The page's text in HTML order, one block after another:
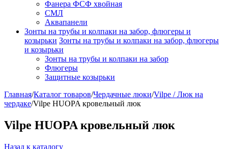
Фанера ФСФ хвойная
СМЛ
Аквапанели
Зонты на трубы и колпаки на забор, флюгеры и
козырьки Зонты на трубы и колпаки на забор, флюгеры
и козырьки
Зонты на трубы и колпаки на забор
Флюгеры
Защитные козырьки
Главная/Каталог товаров/Чердачные люки/Vilpe / Люк на
чердаке/Vilpe HUOPA кровельный люк
Vilpe HUOPA кровельный люк
Назад к каталогу